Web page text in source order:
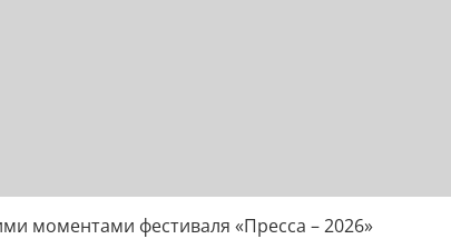
моментами фестиваля «Пресса – 2026»